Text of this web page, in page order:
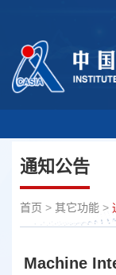
通知公告
首页 > 其它功能 >
Machine